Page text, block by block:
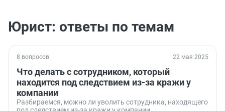
Юрист: ответы по темам
8 вопросов 22 мая 2025
Что делать с сотрудником, который
находится под следствием из-за кражи у
компании
Разбираемся, можно ли уволить сотрудника, находящего